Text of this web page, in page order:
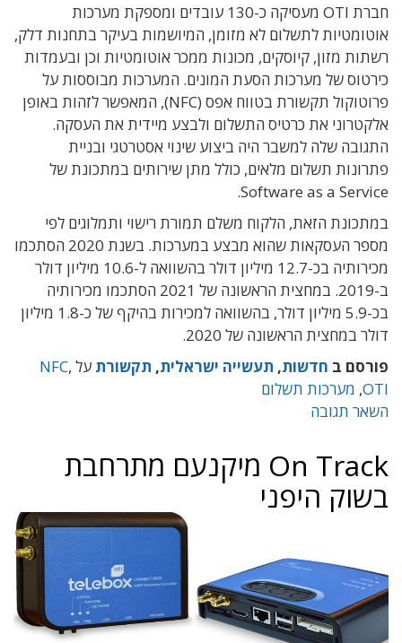
חברת OTI מעסיקה כ-130 עובדים ומספקת מערכות
אוטומטיות לתשלום לא מזומן, המיושמות בעיקר בתחנות דלק,
רשתות מזון, קיוסקים, מכונות ממכר אוטומטיות וכן ובעמדות
כירטוס של מערכות הסעת המונים. המערכות מבוססות על
פרוטוקול תקשורת בטווח אפס (NFC), המאפשר לזהות באופן
אלקטרוני את כרטיס התשלום ולבצע מיידית את העסקה.
התגובה שלה למשבר היה ביצוע שינוי אסטרטגי ובניית
פתרונות תשלום מלאים, כולל מתן שירותים במתכונת של
Software as a Service.
במתכונת הזאת, הלקוח משלם תמורת רישוי ותמלוגים לפי
מספר העסקאות שהוא מבצע במערכות. בשנת 2020 הסתכמו
מכירותיה בכ-12.7 מיליון דולר בהשוואה ל-10.6 מיליון דולר
ב-2019. במחצית הראשונה של 2021 הסתכמו מכירותיה
בכ-5.9 מיליון דולר, בהשוואה למכירות בהיקף של כ-1.8 מיליון
דולר במחצית הראשונה של 2020.
פורסם ב חדשות, תעשייה ישראלית, תקשורת על NFC,
OTI
, מערכות תשלום
השאר תגובה
On Track מיקנעם מתרחבת
בשוק היפני